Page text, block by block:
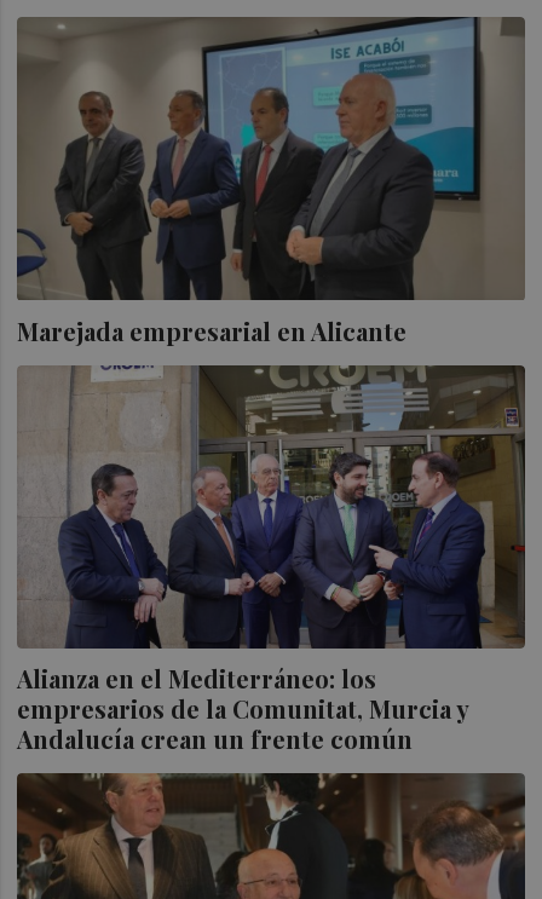
Marejada empresarial en Alicante
Alianza en el Mediterráneo: los
empresarios de la Comunitat, Murcia y
Andalucía crean un frente común